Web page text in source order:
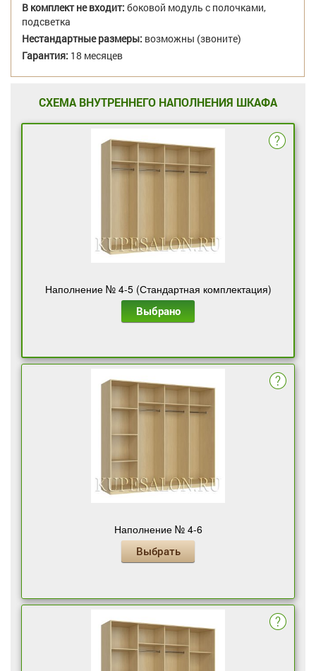
В комплект не входит: боковой модуль с полочками,
подсветка
Нестандартные размеры: возможны (звоните)
Гарантия: 18 месяцев
СХЕМА ВНУТРЕННЕГО НАПОЛНЕНИЯ ШКАФА
Наполнение № 4-5 (Стандартная комплектация)
Выбрано
Наполнение № 4-6
Выбрать